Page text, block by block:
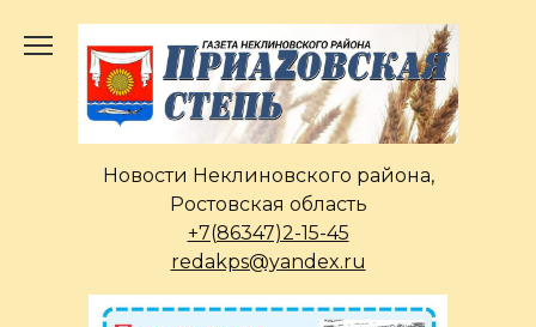
содержанию
Новости Неклиновского района,
Ростовская область
+7(86347)2-15-45
redakps@yandex.ru